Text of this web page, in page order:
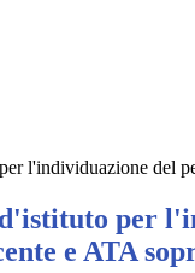
l'individuazione del
per
e ATA